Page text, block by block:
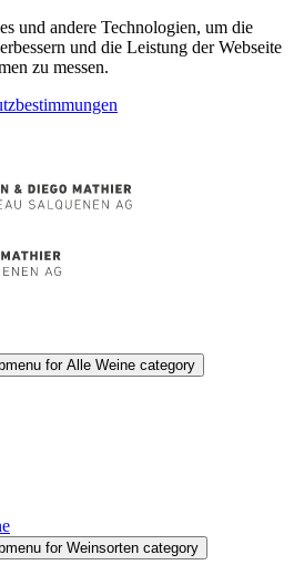
und andere Technologien, um die
und die Leistung der Webseite
zu messen.
for Alle Weine category
for Weinsorten category